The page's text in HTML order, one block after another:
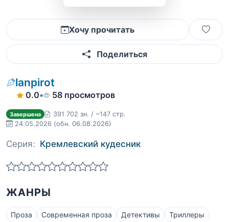
Хочу прочитать
Поделиться
lanpirot
0.0• 58 просмотров
Завершена
391 702 зн. / ~147 стр.
24.05.2026 (обн. 06.08.2026)
Серия: Кремлевский кудесник
ЖАНРЫ
Проза Современная проза Детективы Триллеры